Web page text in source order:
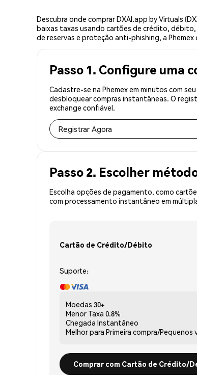
Descubra onde comprar DXAI.app by Virtuals
baixas taxas usando cartões de crédito,
de reservas e proteção anti-phishing, a Phemex
Passo 1. Configure uma
Cadastre-se na Phemex em minutos com
desbloquear compras instantâneas. O
exchange confiável.
Registrar Agora
Passo 2. Escolher
Escolha opções de pagamento, como
com processamento instantâneo em
Cartão de Crédito/Débito
Suporte:
Moedas 30+
Menor Taxa 0.8%
Chegada Instantâneo
Melhor para Primeira compra/Pequenos
Comprar com Cartão de Crédito/